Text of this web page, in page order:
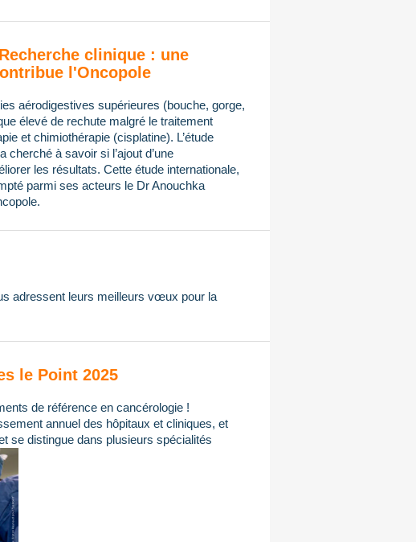
clinique : une
l'Oncopole
aérodigestives supérieures (bouche, gorge,
élevé de rechute malgré le traitement
et chimiothérapie (cisplatine). L’étude
à savoir si l’ajout d’une
les résultats. Cette étude internationale,
parmi ses acteurs le Dr Anouchka
adressent leurs meilleurs vœux pour la
le Point 2025
de référence en cancérologie !
annuel des hôpitaux et cliniques, et
se distingue dans plusieurs spécialités